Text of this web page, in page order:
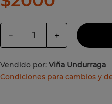
＋
－
Vendido por: Viña Undurraga
Condiciones para cambios y